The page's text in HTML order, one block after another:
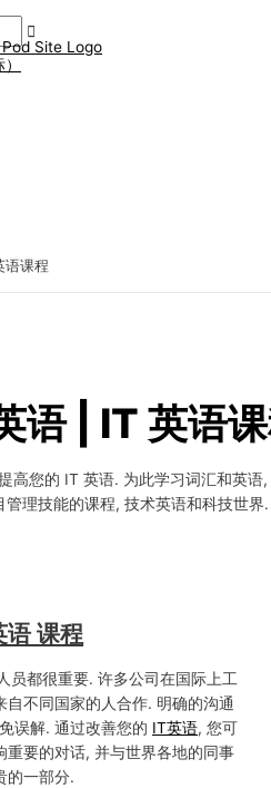
语课程
语 | IT 英语
高您的 IT 英语. 为此学习词汇和英语
理技能的课程, 技术英语和科技世界.
语 课程
员都很重要. 许多公司在国际上工
不同国家的人合作. 明确的沟通
误解. 通过改善您的 IT英语, 您可
重要的对话, 并与世界各地的同事
的一部分.